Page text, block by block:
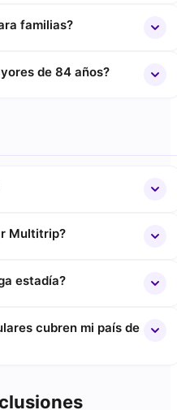
familias?
de 84 años?
Multitrip?
estadía?
cubren mi país de